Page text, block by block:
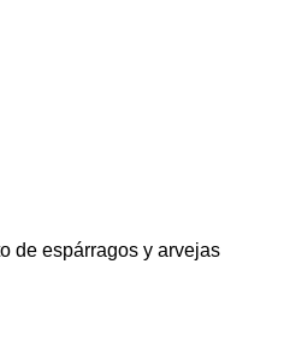
de espárragos y arvejas